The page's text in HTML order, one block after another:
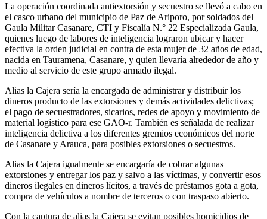
La operación coordinada antiextorsión y secuestro se llevó a cabo en
el casco urbano del municipio de Paz de Ariporo, por soldados del
Gaula Militar Casanare, CTI y Fiscalía N.° 22 Especializada Gaula,
quienes luego de labores de inteligencia lograron ubicar y hacer
efectiva la orden judicial en contra de esta mujer de 32 años de edad,
nacida en Tauramena, Casanare, y quien llevaría alrededor de año y
medio al servicio de este grupo armado ilegal.
Alias la Cajera sería la encargada de administrar y distribuir los
dineros producto de las extorsiones y demás actividades delictivas;
el pago de secuestradores, sicarios, redes de apoyo y movimiento de
material logístico para ese GAO-r. También es señalada de realizar
inteligencia delictiva a los diferentes gremios económicos del norte
de Casanare y Arauca, para posibles extorsiones o secuestros.
Alias la Cajera igualmente se encargaría de cobrar algunas
extorsiones y entregar los paz y salvo a las víctimas, y convertir esos
dineros ilegales en dineros lícitos, a través de préstamos gota a gota,
compra de vehículos a nombre de terceros o con traspaso abierto.
Con la captura de alias la Cajera se evitan posibles homicidios de